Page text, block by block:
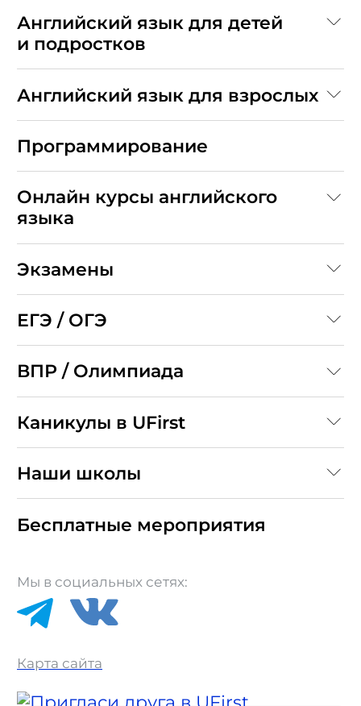
Английский язык для детей
и подростков
Английский язык для взрослых
Программирование
Онлайн курсы английского
языка
Экзамены
ЕГЭ / ОГЭ
ВПР / Олимпиада
Каникулы в UFirst
Наши школы
Бесплатные мероприятия
Мы в социальных сетях:
Карта сайта